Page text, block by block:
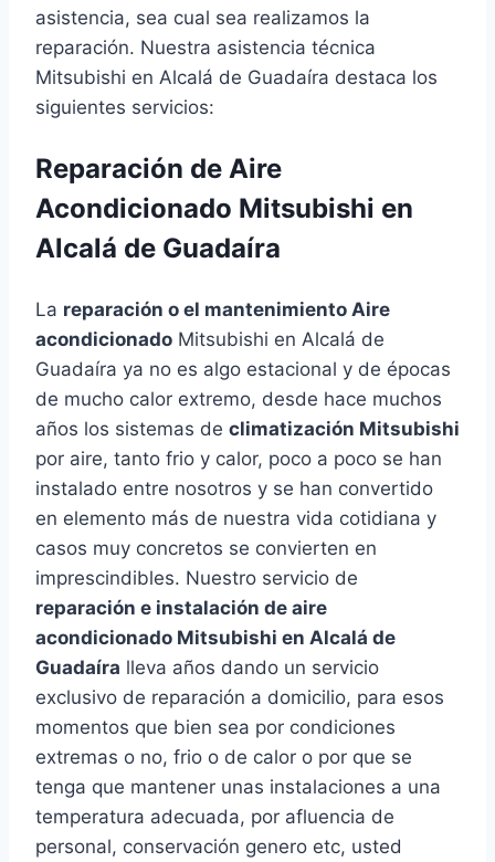
asistencia, sea cual sea realizamos la
reparación. Nuestra asistencia técnica
Mitsubishi en Alcalá de Guadaíra destaca los
siguientes servicios:
Reparación de Aire
Acondicionado Mitsubishi en
Alcalá de Guadaíra
La reparación o el mantenimiento Aire
acondicionado Mitsubishi en Alcalá de
Guadaíra ya no es algo estacional y de épocas
de mucho calor extremo, desde hace muchos
años los sistemas de climatización Mitsubishi
por aire, tanto frio y calor, poco a poco se han
instalado entre nosotros y se han convertido
en elemento más de nuestra vida cotidiana y
casos muy concretos se convierten en
imprescindibles. Nuestro servicio de
reparación e instalación de aire
acondicionado Mitsubishi en Alcalá de
Guadaíra lleva años dando un servicio
exclusivo de reparación a domicilio, para esos
momentos que bien sea por condiciones
extremas o no, frio o de calor o por que se
tenga que mantener unas instalaciones a una
temperatura adecuada, por afluencia de
personal, conservación genero etc, usted